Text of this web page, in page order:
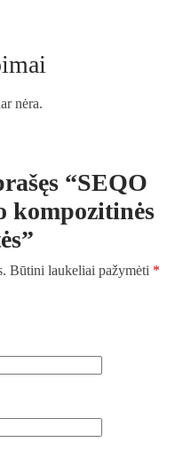
nėra.
“SEQO
kompozitinės
Būtini laukeliai pažymėti *